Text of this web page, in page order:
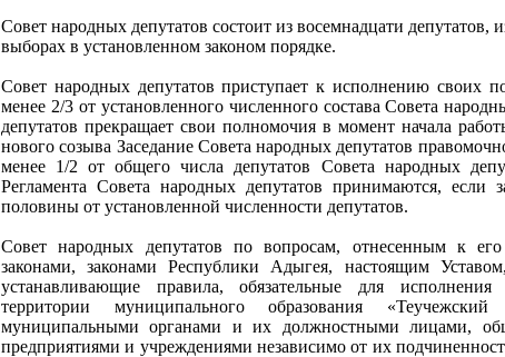
Совет народных депутатов состоит из восемнадцати
выборах в установленном законом порядке.
Совет народных депутатов приступает к исполнению своих
менее 2/3 от установленного численного состава Совета
депутатов прекращает свои полномочия в момент начала
нового созыва Заседание Совета народных депутатов
менее 1/2 от общего числа депутатов Совета народных
Регламента Совета народных депутатов принимаются, если
половины от установленной численности депутатов.
Совет народных депутатов по вопросам, отнесенным к
законами, законами Республики Адыгея, настоящим
устанавливающие правила, обязательные для
территории муниципального образования «Теучежский
муниципальными органами и их должностными лицами,
предприятиями и учреждениями независимо от их